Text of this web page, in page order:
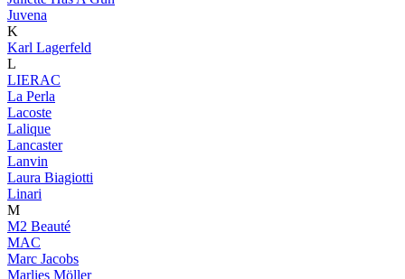
Juvena
K
Karl Lagerfeld
L
LIERAC
La Perla
Lacoste
Lalique
Lancaster
Lanvin
Laura Biagiotti
Linari
M
M2 Beauté
MAC
Marc Jacobs
Marlies Möller